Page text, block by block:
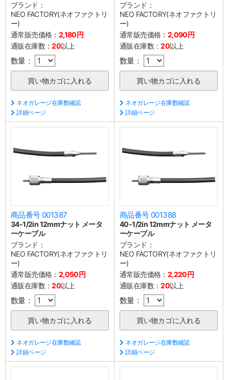
ブランド：
NEO FACTORY(ネオファクトリ
ー)
通常販売価格： 2,180円
通販在庫数：20以上
数量：
ネオガレージ在庫数確認
詳細ページ
ブランド：
NEO FACTORY(ネオファクトリ
ー)
通常販売価格： 2,090円
通販在庫数：20以上
数量：
ネオガレージ在庫数確認
詳細ページ
商品番号 001387
34-1/2in 12mmナット メータ
ーケーブル
ブランド：
NEO FACTORY(ネオファクトリ
ー)
通常販売価格： 2,050円
通販在庫数：20以上
数量：
ネオガレージ在庫数確認
詳細ページ
商品番号 001388
40-1/2in 12mmナット メータ
ーケーブル
ブランド：
NEO FACTORY(ネオファクトリ
ー)
通常販売価格： 2,220円
通販在庫数：20以上
数量：
ネオガレージ在庫数確認
詳細ページ